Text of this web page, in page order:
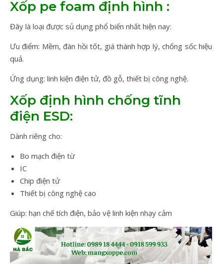
Xốp pe foam định hình :
Đây là loại được sủ dụng phổ biến nhất hiện nay:
Ưu điểm: Mềm, đàn hồi tốt, giá thành hợp lý, chống sốc hiệu
quả.
Ứng dụng: linh kiện điện tử, đồ gỗ, thiết bị công nghệ.
Xốp định hình chống tĩnh
điện ESD:
Dành riêng cho:
Bo mạch điện từ
IC
Chip điện tử
Thiết bị công nghệ cao
Giúp: hạn chế tích điện, bảo vệ linh kiện nhạy cảm